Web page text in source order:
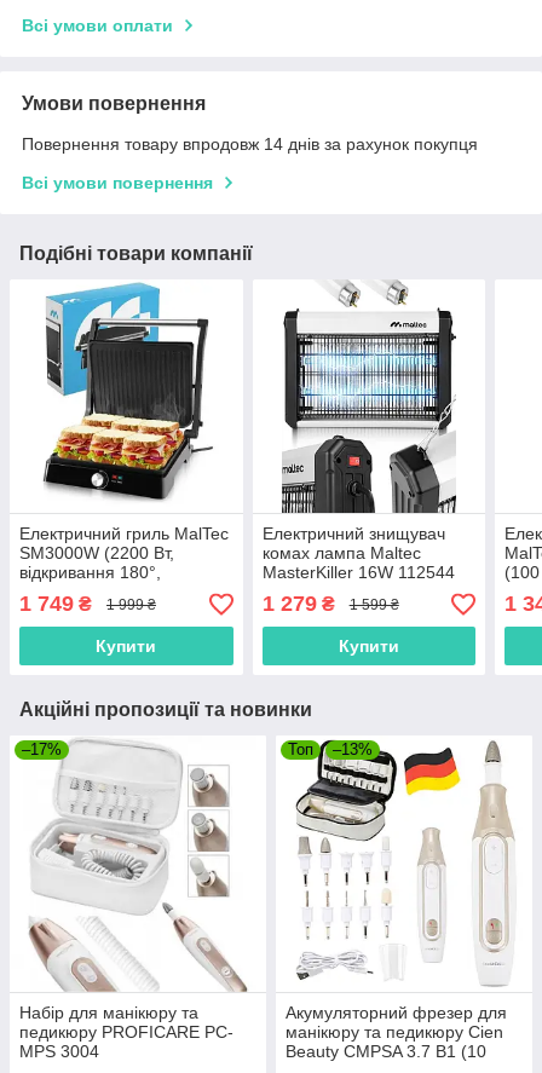
Всі умови оплати
Умови повернення
Повернення товару впродовж 14 днів за рахунок покупця
Всі умови повернення
Подібні товари компанії
Електричний гриль MalTec
SM3000W (2200 Вт,
відкривання 180°,
Польща)
1 749 ₴ 1 999 ₴
Купити
Електричний знищувач
комах лампа Maltec
MasterKiller 16W 112544
(3800В, 150 м², UV-лампи,
Польща)
1 279₴ 1 599 ₴
Купити
1
Акційні пропозиції та новинки
–17%
Набір для манікюру та
педикюру PROFICARE PC-
MPS 3004
Топ –13%
Акумуляторний фрезер для
манікюру та педикюру Cien
Beauty CMPSA 3.7 B1 (10